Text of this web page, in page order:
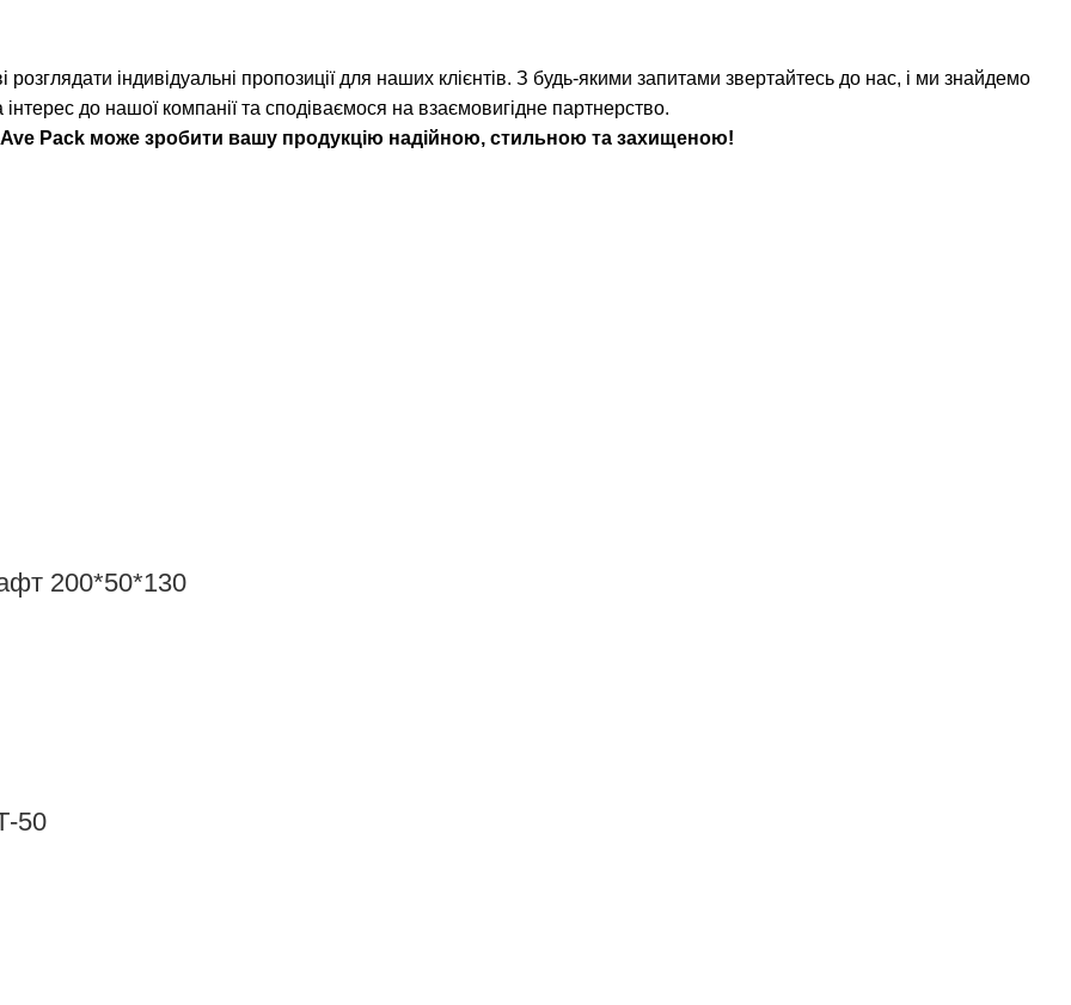
індивідуальні пропозиції для наших клієнтів. З будь-якими запитами звертайтесь до нас, і ми знайдемо
до нашої компанії та сподіваємося на взаємовигідне партнерство.
Ave Pack може зробити вашу продукцію надійною, стильною та захищеною!
200*50*130
50